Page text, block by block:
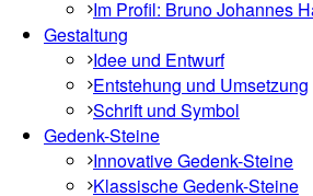
Im Profil: Bruno Johannes
Gestaltung
Idee und Entwurf
Entstehung und Umsetzung
Schrift und Symbol
Gedenk-Steine
Innovative Gedenk-Steine
Klassische Gedenk-Steine